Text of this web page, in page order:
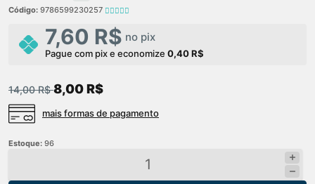
Código: 9786599230257
7,60 R$ no pix
Pague com pix e economize 0,40 R$
14,00 R$8,00 R$
mais formas de pagamento
Estoque: 96